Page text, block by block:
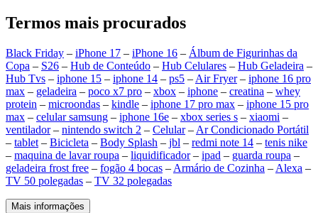
Termos mais procurados
Black Friday – iPhone 17 – iPhone 16 – Álbum de Figurinhas da
Copa – S26 – Hub de Conteúdo – Hub Celulares – Hub Geladeira –
Hub Tvs – iphone 15 – iphone 14 – ps5 – Air Fryer– iphone 16 pro
max – geladeira – poco x7 pro – xbox – iphone – creatina – whey
protein – microondas – kindle – iphone 17 pro max – iphone 15 pro
max – celular samsung – iphone 16e – xbox series s – xiaomi –
ventilador– nintendo switch 2 – Celular– Ar Condicionado Portátil
– tablet – Bicicleta – Body Splash – jbl – redmi note 14 – tenis nike
– maquina de lavar roupa – liquidificador– ipad – guarda roupa –
geladeira frost free – fogão 4 bocas – Armário de Cozinha – Alexa –
TV 50 polegadas – TV 32 polegadas
Mais informações